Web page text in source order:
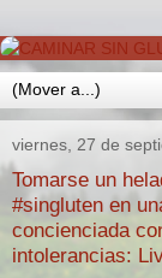
viernes, 27 de
Tomarse un
#singluten en
concienciada
intolerancias: